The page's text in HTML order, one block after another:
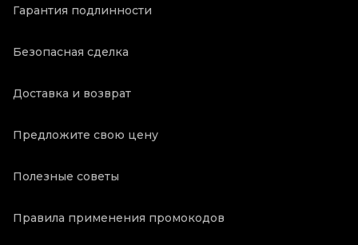
Гарантия подлинности
Безопасная сделка
Доставка и возврат
Предложите свою цену
Полезные советы
Правила применения промокодов